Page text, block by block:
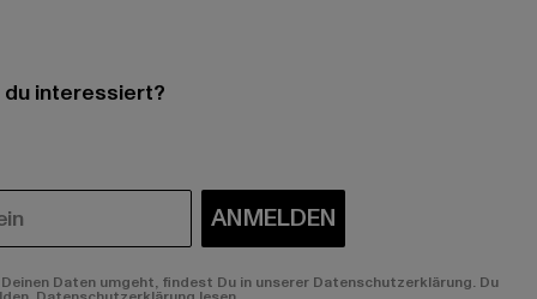
interessiert?
ANMELDEN
Daten umgeht, findest Du in unserer Datenschutzerklärung. Du